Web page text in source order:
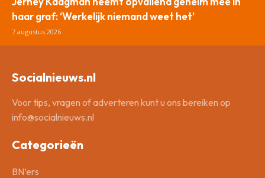
haar graf: ‘Werkelijk niemand weet het’
7 augustus 2026
Socialnieuws.nl
Voor tips, vragen of adverteren kunt u ons bereiken op
info@socialnieuws.nl
Categorieën
BN’ers